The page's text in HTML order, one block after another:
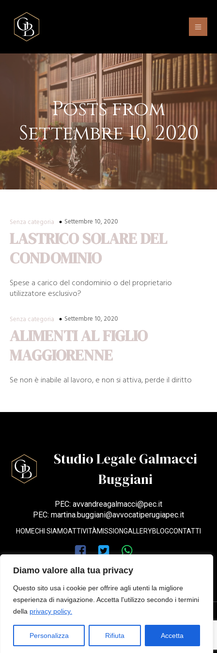
Diamo valore alla tua privacy
Questo sito usa i cookie per offrire agli utenti la migliore
esperienza di navigazione. Accetta l'utilizzo secondo i termini
della privacy policy.
Personalizza Rifiuta Accetta
Posts from
Settembre 10, 2020
Senza categoria Settembre 10, 2020
LASTRICO SOLARE DEL
CONDOMINIO
Spese a carico del condominio o del proprietario
utilizzatore esclusivo?
Senza categoria Settembre 10, 2020
ALIMENTI AL FIGLIO
MAGGIORENNE
Se non è inabile al lavoro, e non si attiva, perde il diritto
Studio Legale Galmacci
Buggiani
PEC: avvandreagalmacci@pec.it
PEC: martina.buggiani@avvocatiperugiapec.it
HOMECHI SIAMOATTIVITÀMISSIONGALLERYBLOGCONTATTI
© 2026 Studio Legale Galmacci Buggiani. Created with
BDF
Communication
IT